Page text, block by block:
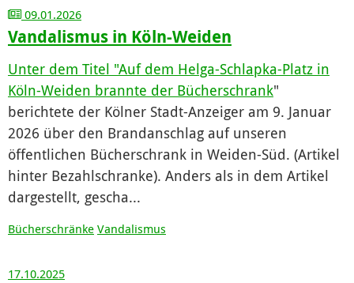
09.01.2026
Vandalismus in Köln-Weiden
Unter dem Titel "Auf dem Helga-Schlapka-Platz in
Köln-Weiden brannte der Bücherschrank"
berichtete der Kölner Stadt-Anzeiger am 9. Januar
2026 über den Brandanschlag auf unseren
öffentlichen Bücherschrank in Weiden-Süd. (Artikel
hinter Bezahlschranke). Anders als in dem Artikel
dargestellt, gescha...
Bücherschränke Vandalismus
17.10.2025